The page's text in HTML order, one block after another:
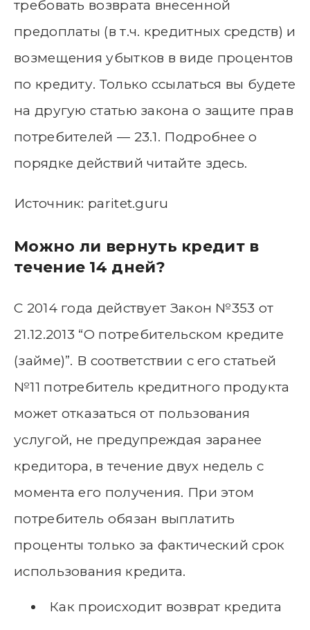
требовать возврата внесенной
предоплаты (в т.ч. кредитных средств) и
возмещения убытков в виде процентов
по кредиту. Только ссылаться вы будете
на другую статью закона о защите прав
потребителей — 23.1. Подробнее о
порядке действий читайте здесь.
Источник: paritet.guru
Можно ли вернуть кредит в
течение 14 дней?
С 2014 года действует Закон №353 от
21.12.2013 “О потребительском кредите
(займе)”. В соответствии с его статьей
№11 потребитель кредитного продукта
может отказаться от пользования
услугой, не предупреждая заранее
кредитора, в течение двух недель с
момента его получения. При этом
потребитель обязан выплатить
проценты только за фактический срок
использования кредита.
Как происходит возврат кредита